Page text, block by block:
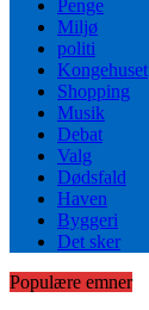
Penge
Miljø
politi
Kongehuset
Shopping
Musik
Debat
Valg
Dødsfald
Haven
Byggeri
Det sker
Populære emner